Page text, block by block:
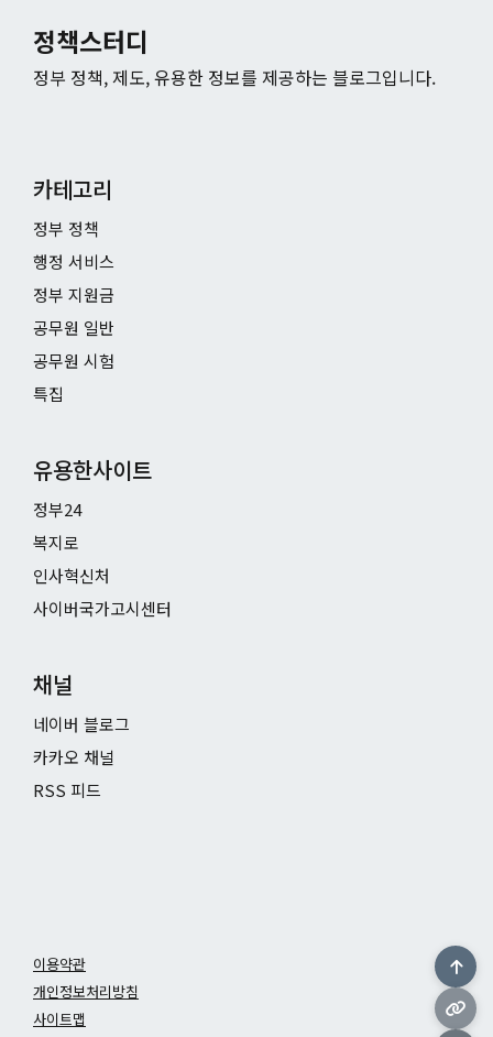
정책스터디
정부 정책, 제도, 유용한 정보를 제공하는 블로그입니다.
카테고리
정부 정책
행정 서비스
정부 지원금
공무원 일반
공무원 시험
특집
유용한사이트
정부24
복지로
인사혁신처
사이버국가고시센터
채널
네이버 블로그
카카오 채널
RSS 피드
이용약관
개인정보처리방침
사이트맵